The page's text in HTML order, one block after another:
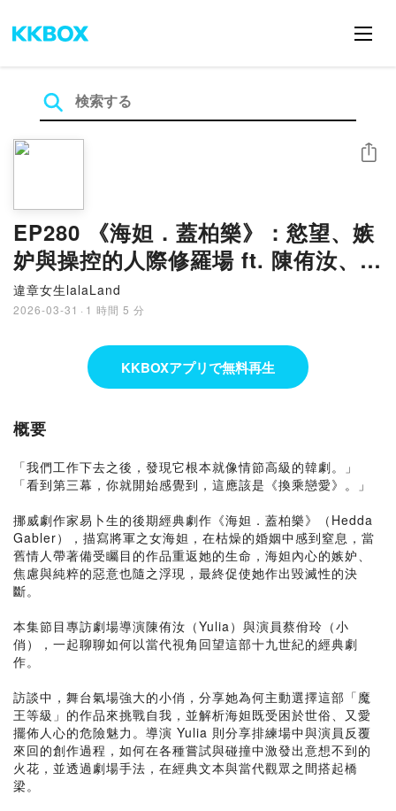
EP280 《海妲．蓋柏樂》：慾望、嫉
妒與操控的人際修羅場 ft. 陳侑汝、蔡
佾玲
違章女生lalaLand
2026-03-31 · 1 時間 5 分
シェア
KKBOXアプリで無料再生
概要
「我們工作下去之後，發現它根本就像情節高級的韓劇。」
「看到第三幕，你就開始感覺到，這應該是《換乘戀愛》。」
挪威劇作家易卜生的後期經典劇作《海妲．蓋柏樂》（Hedda
Gabler），描寫將軍之女海妲，在枯燥的婚姻中感到窒息，當
舊情人帶著備受矚目的作品重返她的生命，海妲內心的嫉妒、
焦慮與純粹的惡意也隨之浮現，最終促使她作出毀滅性的決
斷。
本集節目專訪劇場導演陳侑汝（Yulia）與演員蔡佾玲（小
俏），一起聊聊如何以當代視角回望這部十九世紀的經典劇
作。
訪談中，舞台氣場強大的小俏，分享她為何主動選擇這部「魔
王等級」的作品來挑戰自我，並解析海妲既受困於世俗、又愛
擺佈人心的危險魅力。導演 Yulia 則分享排練場中與演員反覆
來回的創作過程，如何在各種嘗試與碰撞中激發出意想不到的
火花，並透過劇場手法，在經典文本與當代觀眾之間搭起橋
梁。